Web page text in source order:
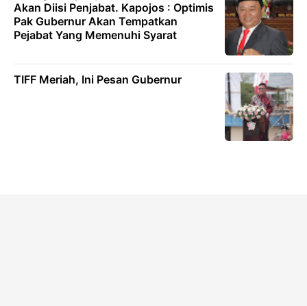
Akan Diisi Penjabat. Kapojos : Optimis
Pak Gubernur Akan Tempatkan
Pejabat Yang Memenuhi Syarat
TIFF Meriah, Ini Pesan Gubernur